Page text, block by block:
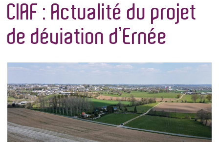
CIAF : Actualité du projet
de déviation d’Ernée